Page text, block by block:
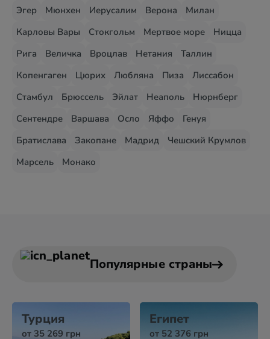
Эгер
Мюнхен Иерусалим Верона
Милан
Карловы Вары
Стокгольм Мертвое море
Ницца
Рига
Величка Вроцлав Нетания
Таллин
Копенгаген
Цюрих Любляна Пиза
Лиссабон
Стамбул
Брюссель Эйлат Неаполь
Нюрнберг
Сентендре
Варшава Осло Яффо
Генуя
Братислава
Закопане Мадрид
Чешский Крумлов
Марсель
Монако
Популярные страны
Турция
от 35 269 грн
Египет
от 52 376 грн